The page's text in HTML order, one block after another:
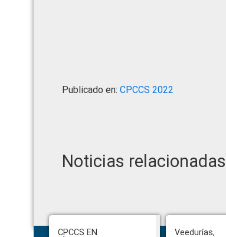
Publicado en: CPCCS 2022
Noticias relacionadas
CPCCS EN
Veedurías,